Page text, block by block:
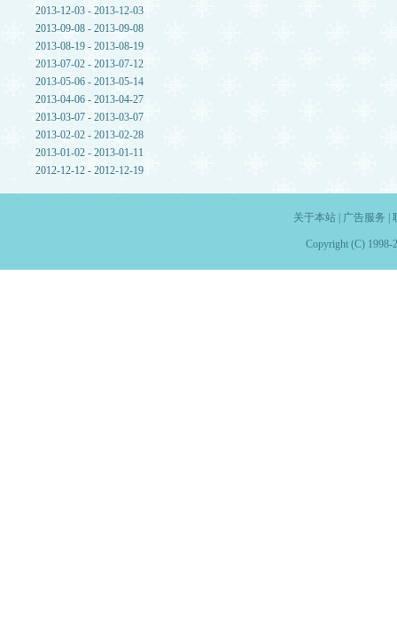
2013-12-03 - 2013-12-03
2013-09-08 - 2013-09-08
2013-08-19 - 2013-08-19
2013-07-02 - 2013-07-12
2013-05-06 - 2013-05-14
2013-04-06 - 2013-04-27
2013-03-07 - 2013-03-07
2013-02-02 - 2013-02-28
2013-01-02 - 2013-01-11
2012-12-12 - 2012-12-19
关于本站| 广告服务
Copyright (C) 1998-